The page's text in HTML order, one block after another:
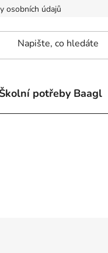
osobních údajů
Školní potřeby Baagl